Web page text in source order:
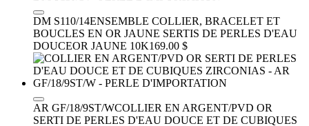
DM S110/14ENSEMBLE COLLIER, BRACELET ET
BOUCLES EN OR JAUNE SERTIS DE PERLES D'EAU
DOUCEOR JAUNE 10K169.00 $
AR GF/18/9ST/WCOLLIER EN ARGENT/PVD OR
SERTI DE PERLES D'EAU DOUCE ET DE CUBIQUES